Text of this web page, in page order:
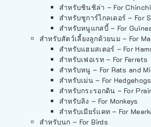
สำหรับชินชิล่า – For
สำหรับชูการ์ไกลเดอร์ – For
สำหรับหนูแกสบี้ – For
สำหรับสัตว์เลี้ยงลูกด้วยนม – For
สำหรับแฮมสเตอร์ – For
สำหรับเฟอเรท – For Ferrets
สำหรับหนู – For Rats and
สำหรับเม่น – For Hedgehogs
สำหรับกระรอกดิน – For
สำหรับลิง – For Monkeys
สำหรับเมียร์แคท – For
สำหรับนก – For Birds